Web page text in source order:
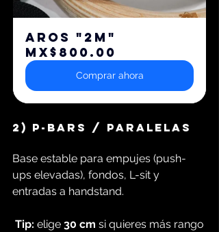
AROS "2M"
MX$800.00
Comprar ahora
2) P-bars / paralelas
Base estable para empujes (push-
ups elevadas), fondos, L-sit y
entradas a handstand.
Tip: elige 30 cm si quieres más rango